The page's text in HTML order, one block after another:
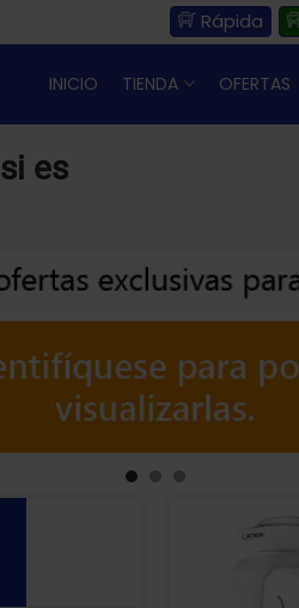
Rápida
INICIO TIENDA OFERTAS
es